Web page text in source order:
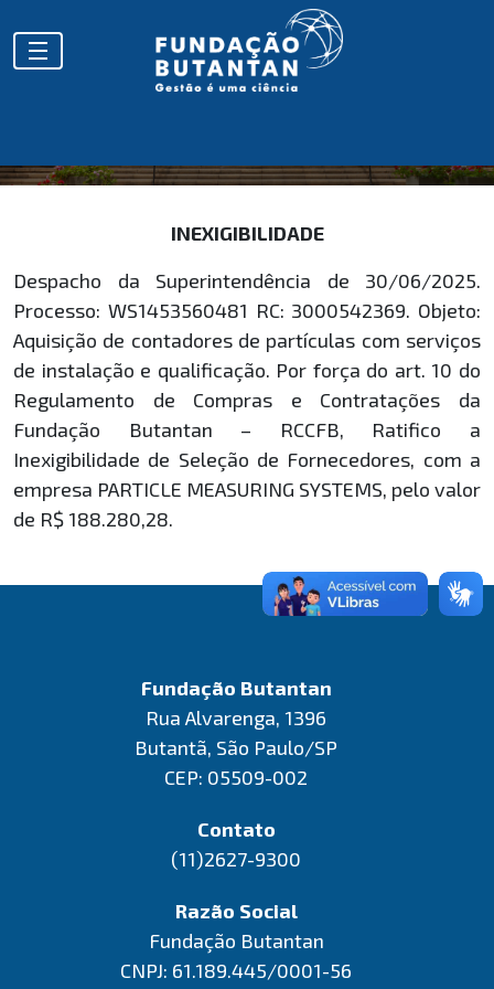
HOMOLOGAÇÕES
INEXIGIBILIDADE
Despacho da Superintendência de 30/06/2025.
Processo: WS1453560481 RC: 3000542369. Objeto:
Aquisição de contadores de partículas com serviços
de instalação e qualificação. Por força do art. 10 do
Regulamento de Compras e Contratações da
Fundação Butantan – RCCFB, Ratifico a
Inexigibilidade de Seleção de Fornecedores, com a
empresa PARTICLE MEASURING SYSTEMS, pelo valor
de R$ 188.280,28.
Fundação Butantan
Rua Alvarenga, 1396
Butantã, São Paulo/SP
CEP: 05509-002
Contato
(11)2627-9300
Razão Social
Fundação Butantan
CNPJ: 61.189.445/0001-56